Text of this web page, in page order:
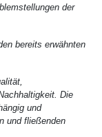
der
bereits erwähnten
Die
und
und fließenden